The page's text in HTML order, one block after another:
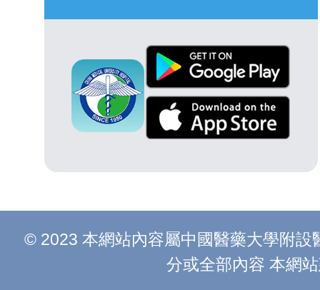
© 2023 本網站內容屬中國醫藥大學附
分或全部內容 本網